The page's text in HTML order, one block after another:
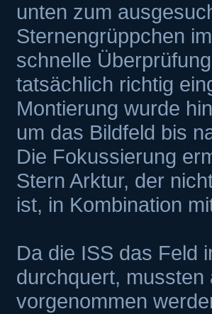
unten zum
Sternengrüppchen
schnelle
tatsächlich richtig
Montierung wurde
um das Bildfeld bis
Die Fokussierung
Stern Arktur, der
ist, in Kombination
Da die ISS das Feld
durchquert, mussten
vorgenommen